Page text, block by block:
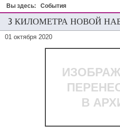
Вы здесь: События
3 КИЛОМЕТРА НОВОЙ
01 октября 2020
В